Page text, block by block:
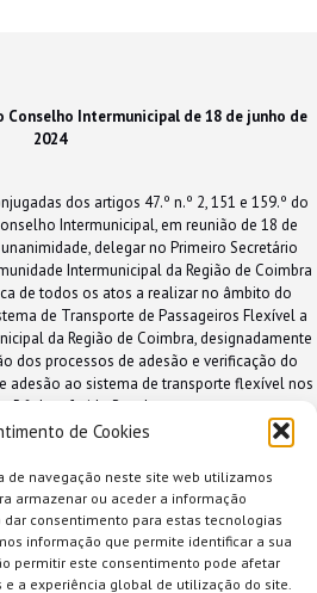
de Cookies
de navegação neste site web utilizamos
armazenar ou aceder a informação
dar consentimento para estas tecnologias
informação que permite identificar a sua
permitir este consentimento pode afetar
a experiência global de utilização do site.
Conselho Intermunicipal de 18 de junho de
2024
dos artigos 47.º n.º 2, 151 e 159.º do
Intermunicipal, em reunião de 18 de
delegar no Primeiro Secretário
Intermunicipal da Região de Coimbra
de todos os atos a realizar no âmbito do
de Transporte de Passageiros Flexível a
da Região de Coimbra, designadamente
dos processos de adesão e verificação do
adesão ao sistema de transporte flexível nos
5.º do referido Regulamento.
do Conselho Intermunicipal, Emílio Torrão.